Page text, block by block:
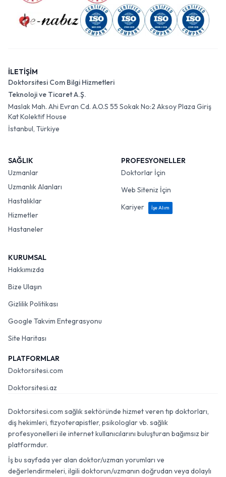
İLETİŞİM
Doktorsitesi Com Bilgi Hizmetleri
Teknoloji ve Ticaret A.Ş.
Maslak Mah. Ahi Evran Cd. A.O.S 55 Sokak No:2 Aksoy Plaza Giriş
Kat Kolektif House
İstanbul, Türkiye
SAĞLIK
Uzmanlar
Uzmanlık Alanları
Hastalıklar
Hizmetler
Hastaneler
PROFESYONELLER
Doktorlar İçin
Web Siteniz İçin
Kariyer
İşe Alım
KURUMSAL
Hakkımızda
Bize Ulaşın
Gizlilik Politikası
Google Takvim Entegrasyonu
Site Haritası
PLATFORMLAR
Doktorsitesi.com
Doktorsitesi.az
Doktorsitesi.com sağlık sektöründe hizmet veren tıp doktorları,
diş hekimleri, fizyoterapistler, psikologlar vb. sağlık
profesyonelleri ile internet kullanıcılarını buluşturan bağımsız bir
platformdur.
İş bu sayfada yer alan doktor/uzman yorumları ve
değerlendirmeleri, ilgili doktorun/uzmanın doğrudan veya dolaylı